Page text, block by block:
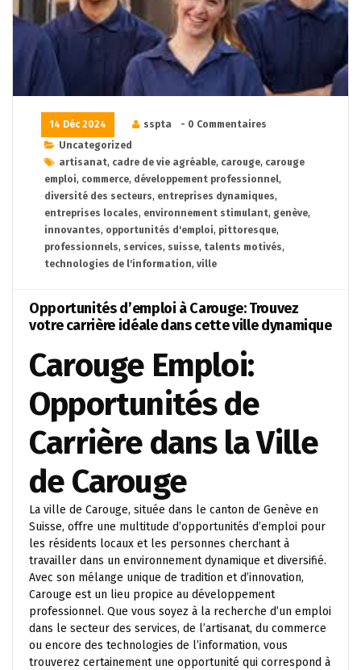
14 Déc 2024 sspta
- 0 Commentaires
Uncategorized
artisanat, cadre de vie agréable, carouge, carouge
emploi, commerce, développement professionnel,
diversité des secteurs, entreprises dynamiques,
entreprises locales, environnement stimulant, genève,
innovantes, opportunités d'emploi, pittoresque,
professionnels, services, suisse, talents motivés,
technologies de l'information, ville
Opportunités d’emploi à Carouge: Trouvez
votre carrière idéale dans cette ville dynamique
Carouge Emploi:
Opportunités de
Carrière dans la Ville
de Carouge
La ville de Carouge, située dans le canton de Genève en
Suisse, offre une multitude d’opportunités d’emploi pour
les résidents locaux et les personnes cherchant à
travailler dans un environnement dynamique et diversifié.
Avec son mélange unique de tradition et d’innovation,
Carouge est un lieu propice au développement
professionnel. Que vous soyez à la recherche d’un emploi
dans le secteur des services, de l’artisanat, du commerce
ou encore des technologies de l’information, vous
trouverez certainement une opportunité qui correspond à